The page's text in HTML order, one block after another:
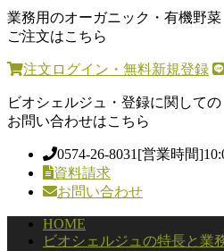
業務用のオーガニック・有機野菜
ご注文はこちら
注文ログイン・無料新規登録
ビオシェルジュ・登録に関しての
お問い合わせはこちら
0574-26-8031[営業時間
資料請求
お問い合わせ
HOME
ビオシェルジュの特長と業